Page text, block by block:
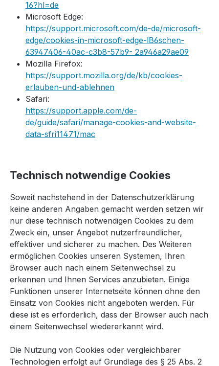
16?hl=de
Microsoft Edge:
https://support.microsoft.com/de-de/microsoft-
edge/cookies-in-microsoft-edge-lB6schen-
63947406-40ac-c3b8-57b9- 2a946a29ae09
Mozilla Firefox:
https://support.mozilla.org/de/kb/cookies-
erlauben-und-ablehnen
Safari:
https://support.apple.com/de-
de/guide/safari/manage-cookies-and-website-
data-sfri11471/mac
Technisch notwendige Cookies
Soweit nachstehend in der Datenschutzerklärung
keine anderen Angaben gemacht werden setzen wir
nur diese technisch notwendigen Cookies zu dem
Zweck ein, unser Angebot nutzerfreundlicher,
effektiver und sicherer zu machen. Des Weiteren
ermöglichen Cookies unseren Systemen, Ihren
Browser auch nach einem Seitenwechsel zu
erkennen und Ihnen Services anzubieten. Einige
Funktionen unserer Internetseite können ohne den
Einsatz von Cookies nicht angeboten werden. Für
diese ist es erforderlich, dass der Browser auch nach
einem Seitenwechsel wiedererkannt wird.
Die Nutzung von Cookies oder vergleichbarer
Technologien erfolgt auf Grundlage des § 25 Abs. 2